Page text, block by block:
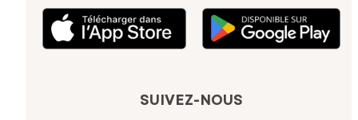
SUIVEZ-NOUS